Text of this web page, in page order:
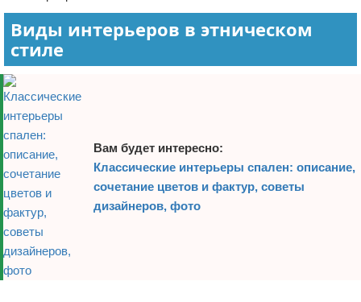
Виды интерьеров в этническом
стиле
Вам будет интересно:
Классические интерьеры спален: описание,
сочетание цветов и фактур, советы
дизайнеров, фото